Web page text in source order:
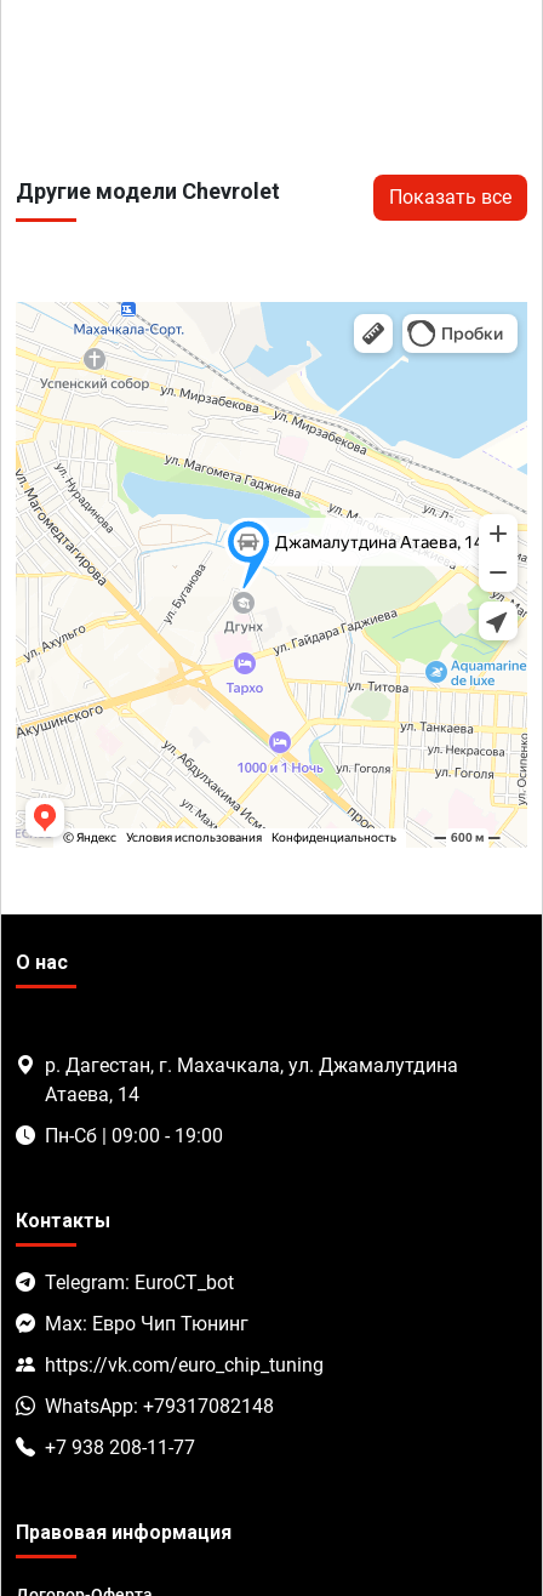
Другие модели Chevrolet Показать все
О нас
р. Дагестан, г. Махачкала, ул. Джамалутдина
Атаева, 14
Пн-Сб | 09:00 - 19:00
Контакты
Telegram: EuroCT_bot
Max: Евро Чип Тюнинг
https://vk.com/euro_chip_tuning
WhatsApp: +79317082148
+7 938 208-11-77
Правовая информация